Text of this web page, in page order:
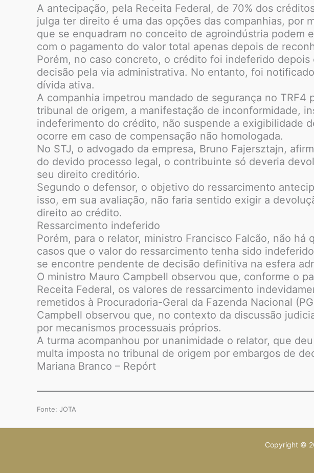
A antecipação, pela Receita Federal, de 70% dos
julga ter direito é uma das opções das companhias, por
que se enquadram no conceito de agroindústria podem
com o pagamento do valor total apenas depois de
Porém, no caso concreto, o crédito foi indeferido
decisão pela via administrativa. No entanto, foi
dívida ativa.
A companhia impetrou mandado de segurança no
tribunal de origem, a manifestação de inconformidade,
indeferimento do crédito, não suspende a exigibilidade
ocorre em caso de compensação não homologada.
No STJ, o advogado da empresa, Bruno Fajersztajn,
do devido processo legal, o contribuinte só deveria
seu direito creditório.
Segundo o defensor, o objetivo do ressarcimento
isso, em sua avaliação, não faria sentido exigir a
direito ao crédito.
Ressarcimento indeferido
Porém, para o relator, ministro Francisco Falcão, não
casos que o valor do ressarcimento tenha sido
se encontre pendente de decisão definitiva na esfera
O ministro Mauro Campbell observou que, conforme o
Receita Federal, os valores de ressarcimento
remetidos à Procuradoria-Geral da Fazenda Nacional
Campbell observou que, no contexto da discussão
por mecanismos processuais próprios.
A turma acompanhou por unanimidade o relator, que
multa imposta no tribunal de origem por embargos de
Mariana Branco – Repórt
Fonte: JOTA
Copyright ©